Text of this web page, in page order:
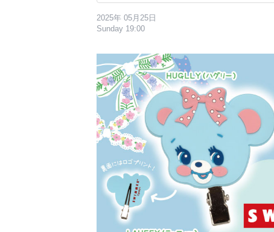
2025年 05月25日
Sunday 19:00